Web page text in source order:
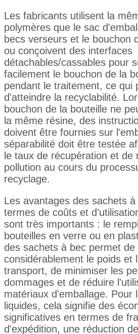
Les fabricants utilisent la
polymères que le sac
becs verseurs et le bouchon
ou conçoivent des interfaces
détachables/cassables pour
facilement le bouchon de la
pendant le traitement, ce qui
d'atteindre la recyclabilité.
bouchon de la bouteille ne
la même résine, des
doivent être fournies sur
séparabilité doit être testée
le taux de récupération et de
pollution au cours du
recyclage.
Les avantages des sachets à
termes de coûts et
sont très importants : le
bouteilles en verre ou en
des sachets à bec permet de
considérablement le poids et
transport, de minimiser les
dommages et de réduire
matériaux d'emballage. Pour
liquides, cela signifie des
significatives en termes de
d'expédition, une réduction